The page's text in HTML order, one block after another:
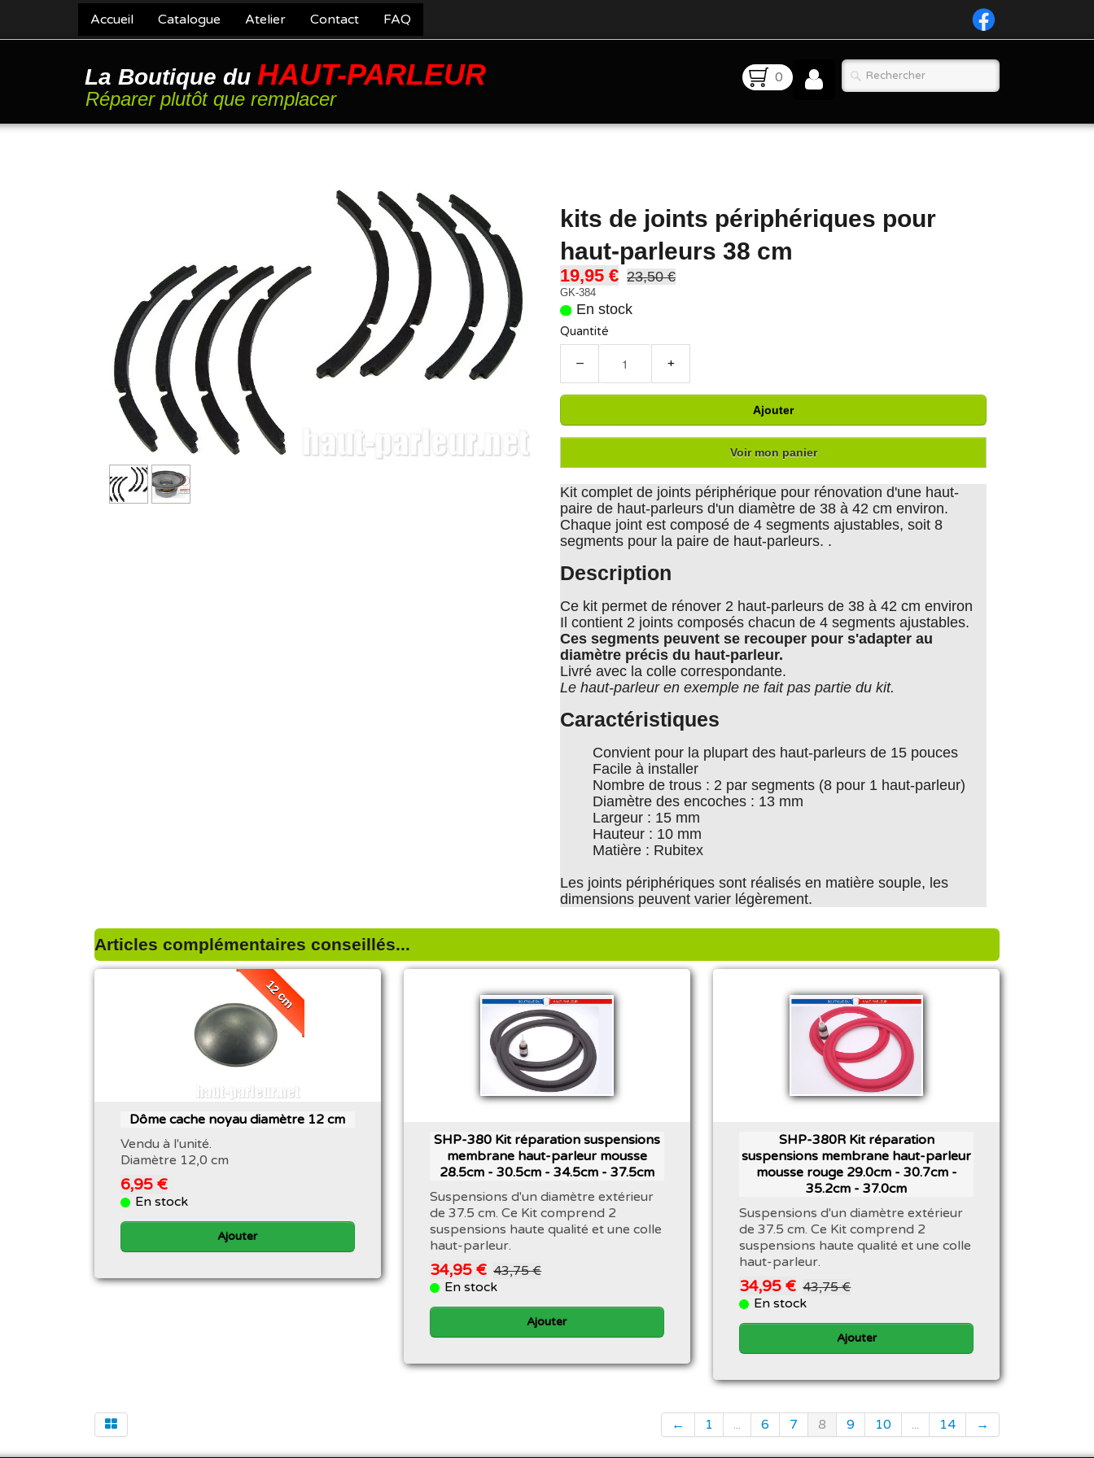
Accueil Catalogue Atelier Contact FAQ
La Boutique du HAUT-PARLEUR
Réparer plutôt que remplacer
0
kits de joints périphériques pour
haut-parleurs 38 cm
19,95 € 23,50 €
GK-384
En stock
Quantité
− +
Ajouter
Voir mon panier
Kit complet de joints périphérique pour rénovation d'une haut-
paire de haut-parleurs d'un diamètre de 38 à 42 cm environ.
Chaque joint est composé de 4 segments ajustables, soit 8
segments pour la paire de haut-parleurs. .
Description
Ce kit permet de rénover 2 haut-parleurs de 38 à 42 cm environ
Il contient 2 joints composés chacun de 4 segments ajustables.
Ces segments peuvent se recouper pour s'adapter au
diamètre précis du haut-parleur.
Livré avec la colle correspondante.
Le haut-parleur en exemple ne fait pas partie du kit.
Caractéristiques
Convient pour la plupart des haut-parleurs de 15 pouces
Facile à installer
Nombre de trous : 2 par segments (8 pour 1 haut-parleur)
Diamètre des encoches : 13 mm
Largeur : 15 mm
Hauteur : 10 mm
Matière : Rubitex
Les joints périphériques sont réalisés en matière souple, les
dimensions peuvent varier légèrement.
Articles complémentaires conseillés...
12 cm
Dôme cache noyau diamètre 12 cm
Vendu à l'unité.
Diamètre 12,0 cm
6,95 €
En stock
Ajouter
SHP-380 Kit réparation suspensions
membrane haut-parleur mousse
28.5cm - 30.5cm - 34.5cm - 37.5cm
Suspensions d'un diamètre extérieur
de 37.5 cm. Ce Kit comprend 2
suspensions haute qualité et une colle
haut-parleur.
34,95 € 43,75 €
En stock
Ajouter
SHP-380R Kit réparation
suspensions membrane haut-parleur
mousse rouge 29.0cm - 30.7cm -
35.2cm - 37.0cm
Suspensions d'un diamètre extérieur
de 37.5 cm. Ce Kit comprend 2
suspensions haute qualité et une colle
haut-parleur.
34,95 € 43,75 €
En stock
Ajouter
← 1 ... 6 7 8 9 10 ... 14 →